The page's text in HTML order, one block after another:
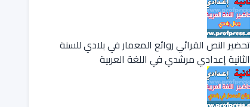
تحضير النص القرائي روائع المعمار في بلادي للسنة
الثانية إعدادي مرشدي في اللغة العربية